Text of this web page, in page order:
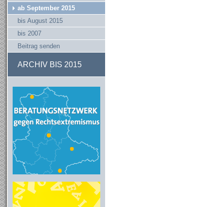
ab September 2015
bis August 2015
bis 2007
Beitrag senden
ARCHIV BIS 2015